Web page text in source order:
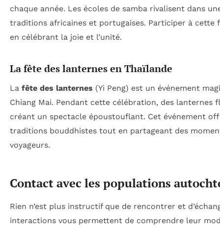
chaque année. Les écoles de samba rivalisent dans
traditions africaines et portugaises. Participer à
en célébrant la joie et l’unité.
La fête des lanternes en Thaïlande
La fête des lanternes (Yi Peng) est un événement
Chiang Mai. Pendant cette célébration, des
créant un spectacle époustouflant. Cet événement
traditions bouddhistes tout en partageant des
voyageurs.
Contact avec les populations
Rien n’est plus instructif que de rencontrer et
interactions vous permettent de comprendre leur